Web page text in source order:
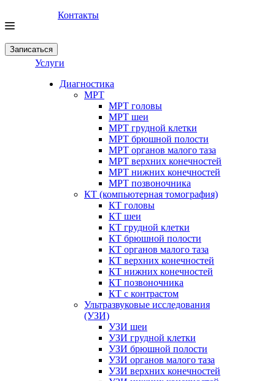
Контакты
Записаться
Услуги
Диагностика
МРТ
МРТ головы
МРТ шеи
МРТ грудной клетки
МРТ брюшной полости
МРТ органов малого таза
МРТ верхних конечностей
МРТ нижних конечностей
МРТ позвоночника
КТ (компьютерная томография)
КТ головы
КТ шеи
КТ грудной клетки
КТ брюшной полости
КТ органов малого таза
КТ верхних конечностей
КТ нижних конечностей
КТ позвоночника
КТ с контрастом
Ультразвуковые исследования
(УЗИ)
УЗИ шеи
УЗИ грудной клетки
УЗИ брюшной полости
УЗИ органов малого таза
УЗИ верхних конечностей